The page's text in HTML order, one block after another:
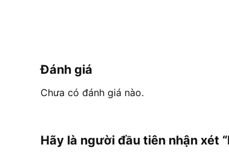
Đánh giá
Chưa có đánh giá nào.
Hãy là người đầu tiên nhận xét